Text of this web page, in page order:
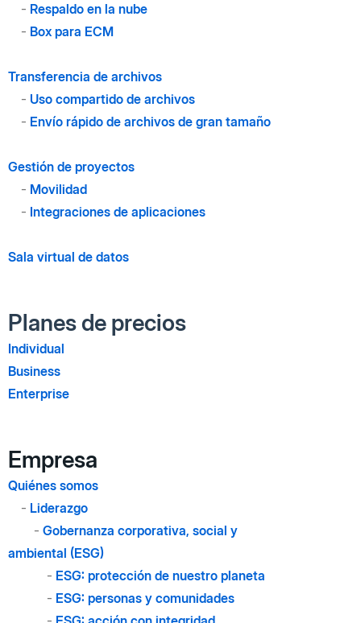
- Respaldo en la nube
- Box para ECM
Transferencia de archivos
- Uso compartido de archivos
- Envío rápido de archivos de gran tamaño
Gestión de proyectos
- Movilidad
- Integraciones de aplicaciones
Sala virtual de datos
Planes de precios
Individual
Business
Enterprise
Empresa
Quiénes somos
- Liderazgo
- Gobernanza corporativa, social y
ambiental (ESG)
- ESG: protección de nuestro planeta
- ESG: personas y comunidades